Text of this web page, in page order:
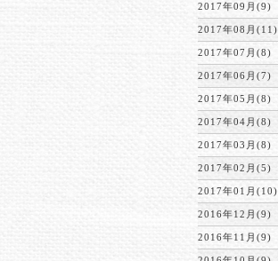
2017年09月(9)
2017年08月(11)
2017年07月(8)
2017年06月(7)
2017年05月(8)
2017年04月(8)
2017年03月(8)
2017年02月(5)
2017年01月(10)
2016年12月(9)
2016年11月(9)